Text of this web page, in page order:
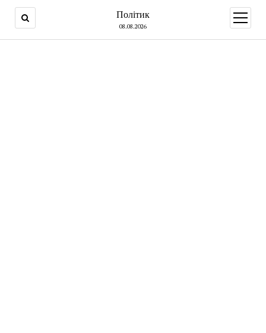
Політик
08.08.2026
open
menu